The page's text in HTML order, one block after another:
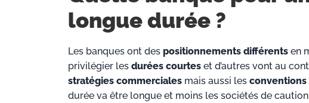
longue durée ?
Les banques ont des positionnements différents en
privilégier les durées courtes et d’autres vont au
stratégies commerciales mais aussi les conventions
durée va être longue et moins les sociétés de